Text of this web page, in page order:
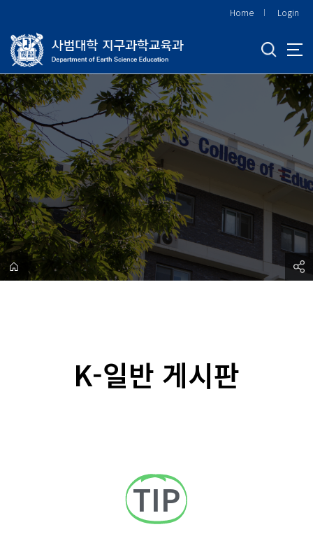
메
뉴
Home Login
K-일반 게시판
TIP